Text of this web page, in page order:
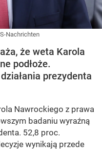
Nachrichten
że weta Karola
podłoże.
prezydenta
Nawrockiego z prawa
badaniu wyraźną
52,8 proc.
wynikają przede